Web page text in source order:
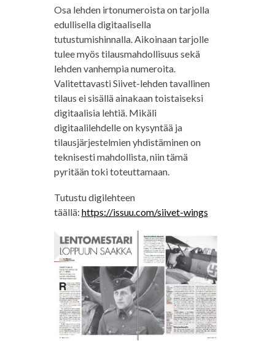
Osa lehden irtonumeroista on tarjolla
edullisella digitaalisella
tutustumishinnalla. Aikoinaan tarjolle
tulee myös tilausmahdollisuus sekä
lehden vanhempia numeroita.
Valitettavasti Siivet-lehden tavallinen
tilaus ei sisällä ainakaan toistaiseksi
digitaalisia lehtiä. Mikäli
digitaalilehdelle on kysyntää ja
tilausjärjestelmien yhdistäminen on
teknisesti mahdollista, niin tämä
pyritään toki toteuttamaan.
Tutustu digilehteen
täällä: https://issuu.com/siivet-wings